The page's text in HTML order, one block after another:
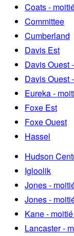
Coats -
Committee
Cumberland
Davis Est
Davis Ouest
Davis Ouest
Eureka -
Foxe Est
Foxe Ouest
Hassel
Hudson
Igloolik
Jones -
Jones -
Kane -
Lancaster -